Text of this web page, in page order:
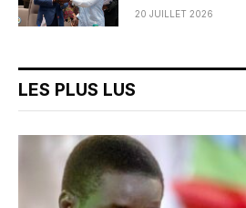
20 JUILLET 2026
LES PLUS LUS